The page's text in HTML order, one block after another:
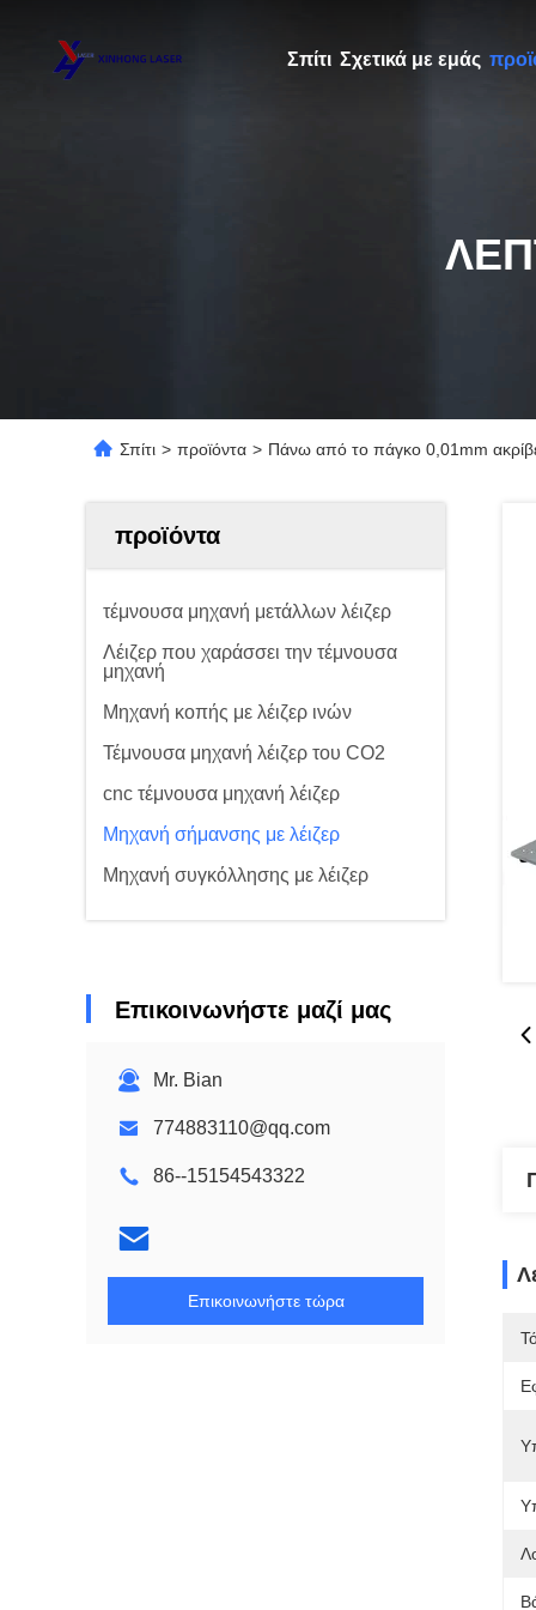
Σπίτι Σχετικά με εμάς
Σπίτι > προϊόντα > Πάνω από το πάγκο 0,01mm
προϊόντα
τέμνουσα μηχανή μετάλλων λέιζερ
Λέιζερ που χαράσσει την τέμνουσα
μηχανή
Μηχανή κοπής με λέιζερ ινών
Τέμνουσα μηχανή λέιζερ του CO2
cnc τέμνουσα μηχανή λέιζερ
Μηχανή σήμανσης με λέιζερ
Μηχανή συγκόλλησης με λέιζερ
Επικοινωνήστε μαζί μας
Mr. Bian
774883110@qq.com
86--15154543322
Επικοινωνήστε τώρα